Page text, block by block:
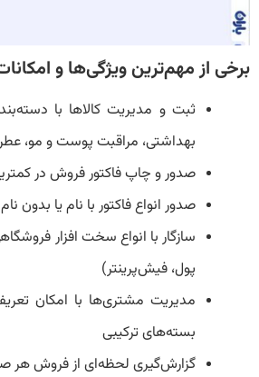
برخی از مهم‌ترین ویژگی‌ها و امکانات
ثبت و مدیریت کالاها با
بهداشتی، مراقبت پوست و مو،
صدور و چاپ فاکتور فروش در
صدور انواع فاکتور با نام یا بدون
سازگار با انواع سخت ‌افزار
پول، فیش‌پرینتر)
مدیریت مشتری‌ها با امکان
بسته‌های ترکیبی
گزارش‌گیری لحظه‌ای از فروش هر